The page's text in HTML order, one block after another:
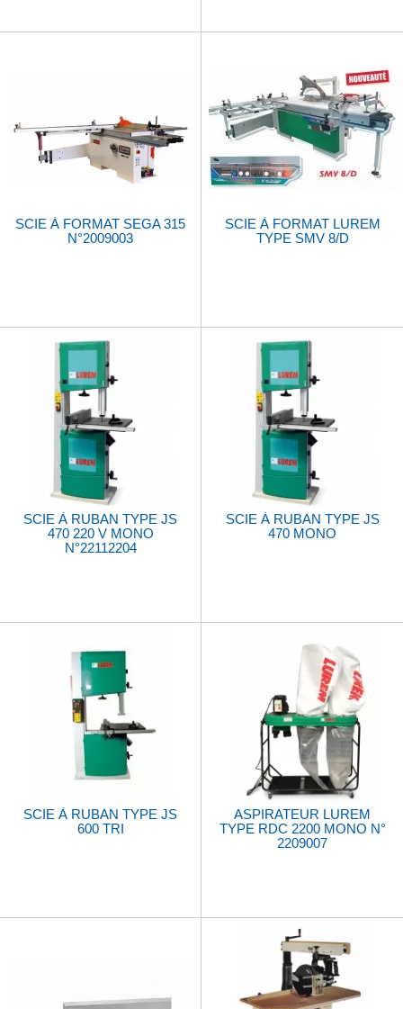
SCIE À FORMAT SEGA 315
N°2009003
SCIE À FORMAT LUREM
TYPE SMV 8/D
SCIE À RUBAN TYPE JS
470 220 V MONO
N°22112204
SCIE À RUBAN TYPE JS
470 MONO
SCIE À RUBAN TYPE JS
600 TRI
ASPIRATEUR LUREM
TYPE RDC 2200 MONO N°
2209007